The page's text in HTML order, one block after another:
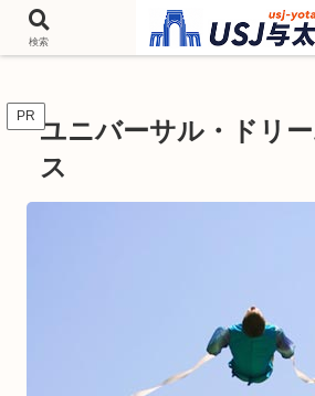
チケットやシーズンイベント ニンテンドーワー
バを歩いて情報収集して
PR ユニバーサル・ドリ
ス
検索